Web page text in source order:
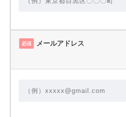
必須 メールアドレス